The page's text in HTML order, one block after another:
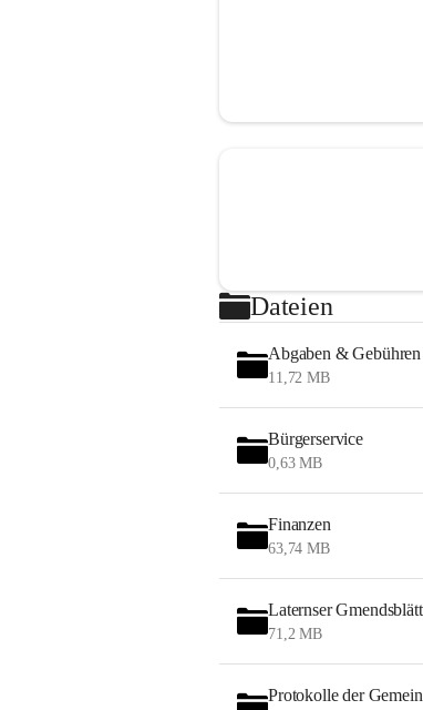
Dateien
Abgaben & Gebühren
11,72 MB
Bürgerservice
0,63 MB
Finanzen
63,74 MB
Laternser
71,2 MB
Protokolle der